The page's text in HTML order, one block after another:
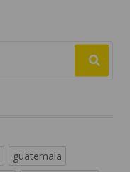
guatemala